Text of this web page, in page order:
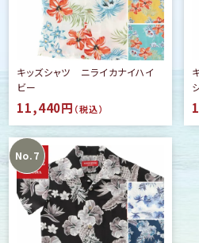
キッズシャツ ニライカナイハイ
ビー
11,440円 （税込）